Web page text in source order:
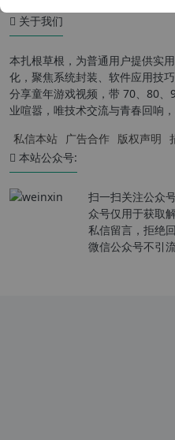
关于我们
本扎根草根，为普通用户提供实
化，聚焦系统封装、软件应用技
分享童年游戏视频，带 70、80
业喧嚣，唯技术交流与青春回响
私信本站 广告合作 版权声明
本站公众号:
扫一扫关注公众
众号仅用于获取
私信留言，拒绝回
微信公众号不引